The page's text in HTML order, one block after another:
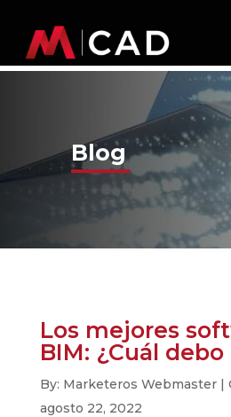
Blog
Los mejores
BIM: ¿Cuál debo
By: Marketeros Webmaster |
agosto 22, 2022